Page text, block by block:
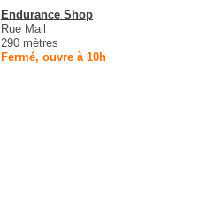
Endurance Shop
Rue Mail
290 mètres
Fermé, ouvre à 10h